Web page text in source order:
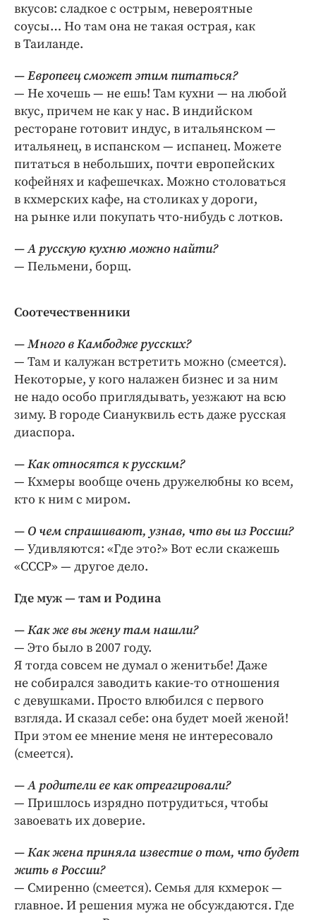
вкусов: сладкое с острым, невероятные
соусы… Но там она не такая острая, как
в Таиланде.
— Европеец сможет этим питаться?
— Не хочешь — не ешь! Там кухни — на любой
вкус, причем не как у нас. В индийском
ресторане готовит индус, в итальянском —
итальянец, в испанском — испанец. Можете
питаться в небольших, почти европейских
кофейнях и кафешечках. Можно столоваться
в кхмерских кафе, на столиках у дороги,
на рынке или покупать что-нибудь с лотков.
— А русскую кухню можно найти?
— Пельмени, борщ.
Соотечественники
— Много в Камбодже русских?
— Там и калужан встретить можно (смеется).
Некоторые, у кого налажен бизнес и за ним
не надо особо приглядывать, уезжают на всю
зиму. В городе Сиануквиль есть даже русская
диаспора.
— Как относятся к русским?
— Кхмеры вообще очень дружелюбны ко всем,
кто к ним с миром.
— О чем спрашивают, узнав, что вы из России?
— Удивляются: «Где это?» Вот если скажешь
«СССР» — другое дело.
Где муж — там и Родина
— Как же вы жену там нашли?
— Это было в 2007 году.
Я тогда совсем не думал о женитьбе! Даже
не собирался заводить какие-то отношения
с девушками. Просто влюбился с первого
взгляда. И сказал себе: она будет моей женой!
При этом ее мнение меня не интересовало
(смеется).
— А родители ее как отреагировали?
— Пришлось изрядно потрудиться, чтобы
завоевать их доверие.
— Как жена приняла известие о том, что будет
жить в России?
— Смиренно (смеется). Семья для кхмерок —
главное. И решения мужа не обсуждаются. Где